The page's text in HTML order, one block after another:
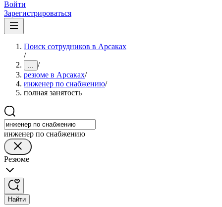
Войти
Зарегистрироваться
Поиск сотрудников в Арсаках
/
... /
резюме в Арсаках/
инженер по снабжению/
полная занятость
инженер по снабжению
Резюме
Найти